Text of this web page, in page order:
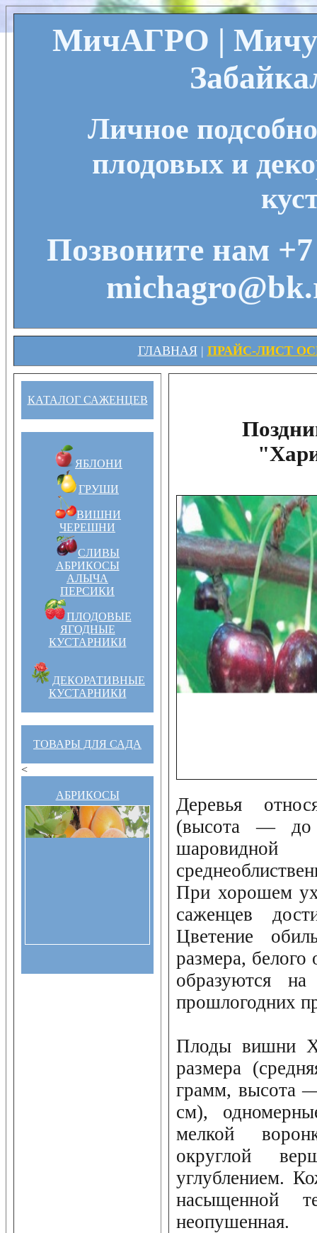
МичАГРО |
Личное
плодовых и
Позвоните нам
ГЛАВНАЯ| ПРАЙС-ЛИСТ
КАТАЛОГ САЖЕНЦЕВ
ЯБЛОНИ
ГРУШИ
ВИШНИ
ЧЕРЕШНИ
СЛИВЫ
АБРИКОСЫ
АЛЫЧА
ПЕРСИКИ
ПЛОДОВЫЕ
ЯГОДНЫЕ
КУСТАРНИКИ
ДЕКОРАТИВНЫЕ
КУСТАРНИКИ
ТОВАРЫ ДЛЯ САДА
<
АБРИКОСЫ
Деревья
(высота —
При хорошем
саженцев
Цветение
размера, белого
образуются
прошлогодних
Плоды вишни
размера
грамм, высота
см),
мелкой
округлой
углублением.
насыщенной
неопушенная.